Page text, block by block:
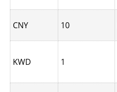
CNY 10
KWD 1